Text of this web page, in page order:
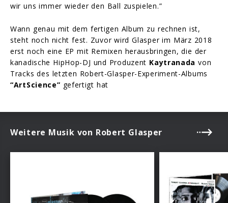
wir uns immer wieder den Ball zuspielen.”
Wann genau mit dem fertigen Album zu rechnen ist,
steht noch nicht fest. Zuvor wird Glasper im März 2018
erst noch eine EP mit Remixen herausbringen, die der
kanadische HipHop-DJ und Produzent Kaytranada von
Tracks des letzten Robert-Glasper-Experiment-Albums
“ArtScience” gefertigt hat
Weitere Musik von Robert Glasper